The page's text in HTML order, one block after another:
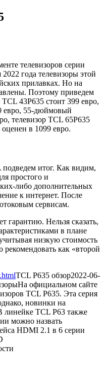
телевизоров серии
года телевизоры этой
прилавках. Но на
Поэтому приведем
43P635 стоит 399 евро,
евро, 55-дюймовый
телевизор TCL 65P635
в 1099 евро.
подведем итог. Как видим,
простого и
либо дополнительных
к интернет. После
сервисам.
гарантию. Нельзя сказать,
в плане
низкую стоимость
как «второй
TCL P635 обзор2022-06-
На официальном сайте
TCL P635. Эта серия
новинки на
линейке TCL P63 также
можно назвать
HDMI 2.1 в 6 серии